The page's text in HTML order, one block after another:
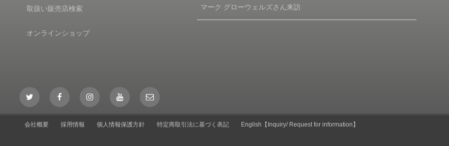
取扱い販売店検索
オンラインショップ
マーク グローウェルズさん来訪
Twitter FacebookInstagramYouTubeMail
会社概要 採用情報 個人情報保護方針 特定商取引法に基づく表記 English【Inquiry/ Request for information】